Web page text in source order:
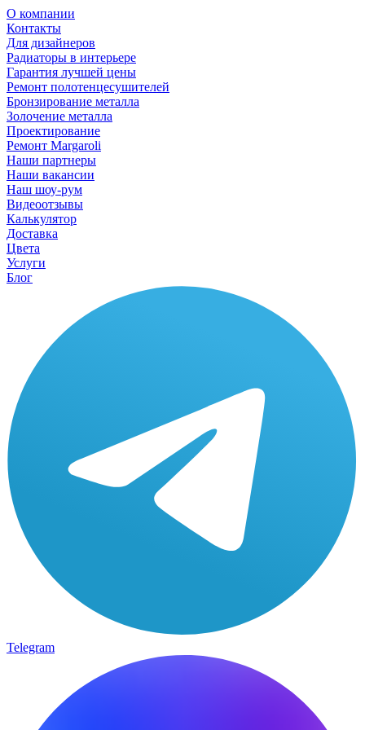
О компании
Контакты
Для дизайнеров
Радиаторы в интерьере
Гарантия лучшей цены
Ремонт полотенцесушителей
Бронзирование металла
Золочение металла
Проектирование
Ремонт Margaroli
Наши партнеры
Наши вакансии
Наш шоу-рум
Видеоотзывы
Калькулятор
Доставка
Цвета
Услуги
Блог
Telegram